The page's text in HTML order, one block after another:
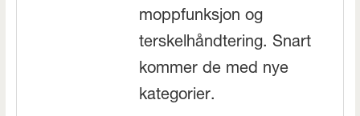
moppfunksjon og
terskelhåndtering. Snart
kommer de med nye
kategorier.